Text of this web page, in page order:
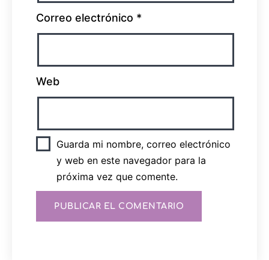
Correo electrónico *
Web
Guarda mi nombre, correo electrónico
y web en este navegador para la
próxima vez que comente.